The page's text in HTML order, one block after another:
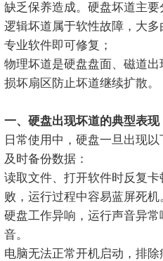
缺乏保养造成。硬盘坏道主
逻辑坏道属于软性故障，大
专业软件即可修复；
物理坏道是硬盘盘面、磁道
损坏扇区防止坏道继续扩散。
一、硬盘出现坏道的典型表现
日常使用中，硬盘一旦出现
及时备份数据：
读取文件、打开软件时反复
败，运行过程中容易蓝屏死机
硬盘工作异响，运行声音异
音。
电脑无法正常开机启动，排